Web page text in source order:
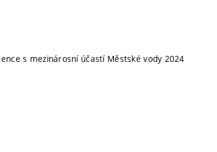
s mezinárosní účastí Městské vody 2024